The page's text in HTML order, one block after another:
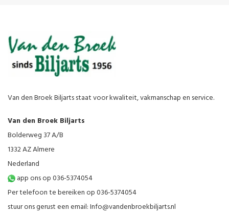
Van den Broek Biljarts staat voor kwaliteit, vakmanschap en service.
Van den Broek Biljarts
Bolderweg 37 A/B
1332 AZ Almere
Nederland
app ons op 036-5374054
Per telefoon te bereiken op 036-5374054
stuur ons gerust een email:Info@vandenbroekbiljarts.nl